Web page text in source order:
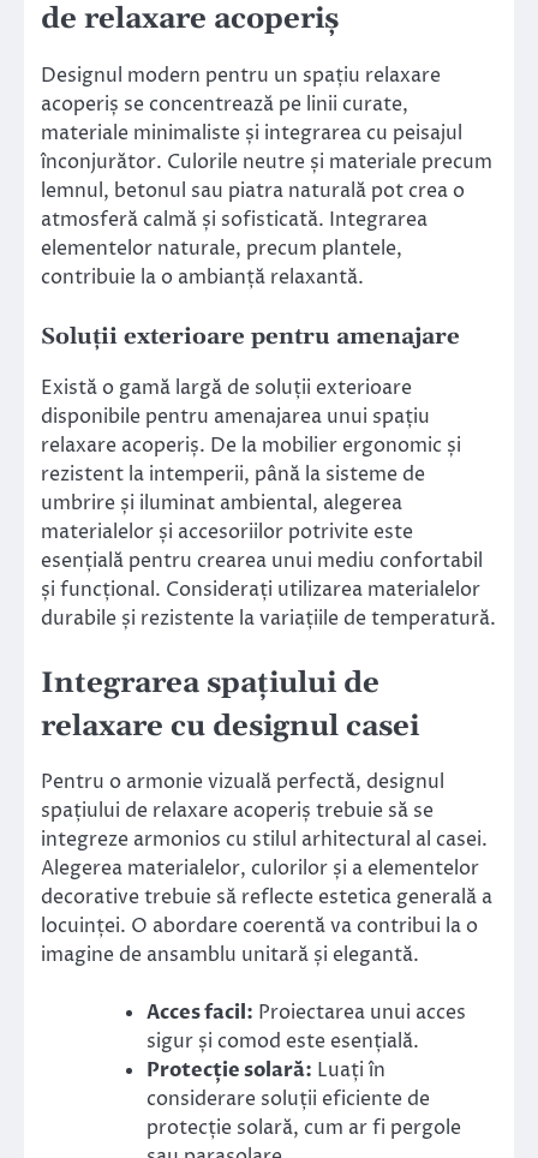
de relaxare acoperiș
Designul modern pentru un spațiu relaxare
acoperiș se concentrează pe linii curate,
materiale minimaliste și integrarea cu peisajul
înconjurător. Culorile neutre și materiale precum
lemnul, betonul sau piatra naturală pot crea o
atmosferă calmă și sofisticată. Integrarea
elementelor naturale, precum plantele,
contribuie la o ambianță relaxantă.
Soluții exterioare pentru amenajare
Există o gamă largă de soluții exterioare
disponibile pentru amenajarea unui spațiu
relaxare acoperiș. De la mobilier ergonomic și
rezistent la intemperii, până la sisteme de
umbrire și iluminat ambiental, alegerea
materialelor și accesoriilor potrivite este
esențială pentru crearea unui mediu confortabil
și funcțional. Considerați utilizarea materialelor
durabile și rezistente la variațiile de temperatură.
Integrarea spațiului de
relaxare cu designul casei
Pentru o armonie vizuală perfectă, designul
spațiului de relaxare acoperiș trebuie să se
integreze armonios cu stilul arhitectural al casei.
Alegerea materialelor, culorilor și a elementelor
decorative trebuie să reflecte estetica generală a
locuinței. O abordare coerentă va contribui la o
imagine de ansamblu unitară și elegantă.
Acces facil: Proiectarea unui acces
sigur și comod este esențială.
Protecție solară: Luați în
considerare soluții eficiente de
protecție solară, cum ar fi pergole